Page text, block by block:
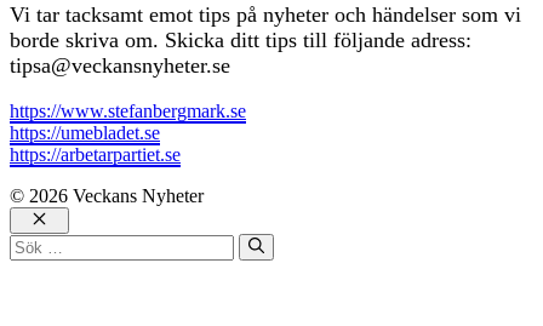
Vi tar tacksamt emot tips på nyheter och händelser som vi
borde skriva om. Skicka ditt tips till följande adress:
tipsa@veckansnyheter.se
https://www.stefanbergmark.se
https://umebladet.se
https://arbetarpartiet.se
© 2026 Veckans Nyheter
Stäng
Sök
efter: